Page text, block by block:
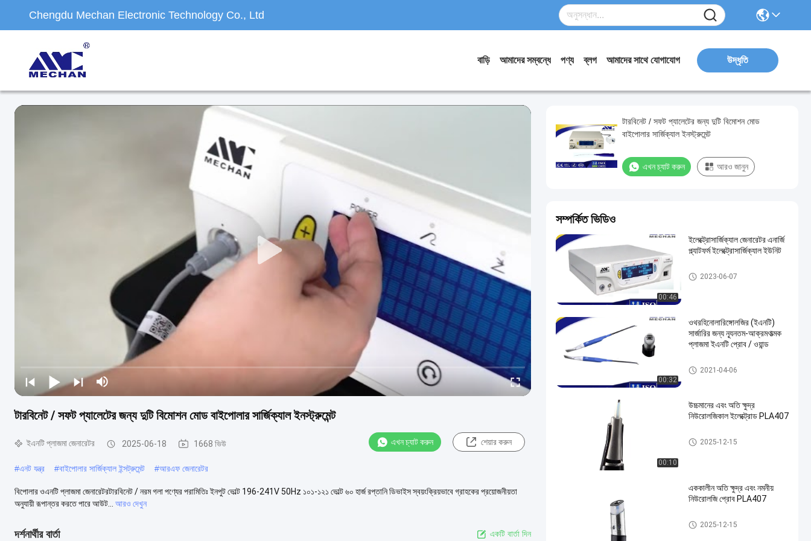
Chengdu Mechan Electronic Technology Co., Ltd
বাড়ি আমাদের সম্বন্ধে পণ্য ব্লগ আমাদের সাথে যোগাযোগ উদ্ধৃতি
টারবিনেট / সফট প্যালেটের জন্য দুটি বিমোশন মোড বাইপোলার সার্জিক্যাল ইনস্ট্রুমেন্ট
ইএনটি প্লাজমা জেনারেটর 2025-06-18 1668 ভিউ এখন চ্যাট করুন শেয়ার করুন
#এনট যন্ত্র #বাইপোলার সার্জিক্যাল ইন্সট্রুমেন্ট #আরএফ জেনারেটর
বিপোলার ওএনটি প্লাজমা জেনারেটরটারবিনেট / নরম গলা পণ্যের পরামিতিঃ ইনপুট ভোল্ট 196-241V 50Hz ১০১-১২১ ভোল্ট ৬০ হার্জ রপ্তানি ডিভাইস স্বয়ংক্রিয়ভাবে গ্রাহকের প্রয়োজনীয়তা
অনুযায়ী রূপান্তর করতে পারে আউট...
আরও দেখুন
দর্শনার্থীর বার্তা একটি বার্তা দিন
টারবিনেট / সফট প্যালেটের জন্য দুটি বিমোশন মোড
বাইপোলার সার্জিক্যাল ইনস্ট্রুমেন্ট
এখন চ্যাট করুন আরও জানুন
সম্পর্কিত ভিডিও
00:46
ইলেক্ট্রোসার্জিক্যাল জেনারেটর এনার্জি
প্ল্যাটফর্ম ইলেক্ট্রোসার্জিক্যাল ইউনিট
প্লাজমা সার্জিকাল ডিভাইস
2023-06-07
00:32
ওথরহিনোলারিঙ্গোলজির (ইএনটি)
সার্জারির জন্য ন্যূনতম-আক্রমণাত্মক
প্লাজমা ইএনটি প্রোব / ওয়ান্ড
ইএনটি তদন্ত
2021-04-06
00:10
উচ্চমানের এবং অতি ক্ষুদ্র
নিউরোলজিকাল ইলেক্ট্রোড PLA407
নিউরোলজি প্লাজমা প্রোব
2025-12-15
এককালীন অতি ক্ষুদ্র এবং নমনীয়
নিউরোলজি প্রোব PLA407
নিউরোলজি প্লাজমা প্রোব
2025-12-15